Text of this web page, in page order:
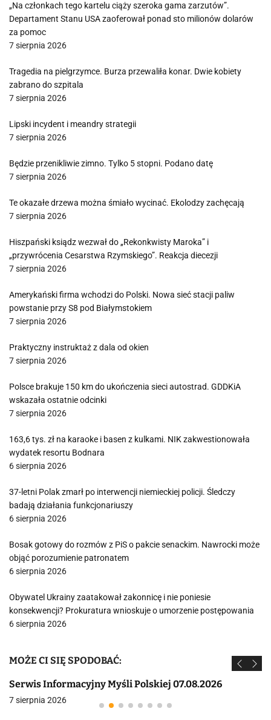
„Na członkach tego kartelu ciąży szeroka gama zarzutów”.
Departament Stanu USA zaoferował ponad sto milionów dolarów
za pomoc
7 sierpnia 2026
Tragedia na pielgrzymce. Burza przewaliła konar. Dwie kobiety
zabrano do szpitala
7 sierpnia 2026
Lipski incydent i meandry strategii
7 sierpnia 2026
Będzie przenikliwie zimno. Tylko 5 stopni. Podano datę
7 sierpnia 2026
Te okazałe drzewa można śmiało wycinać. Ekolodzy zachęcają
7 sierpnia 2026
Hiszpański ksiądz wezwał do „Rekonkwisty Maroka” i
„przywrócenia Cesarstwa Rzymskiego”. Reakcja diecezji
7 sierpnia 2026
Amerykański firma wchodzi do Polski. Nowa sieć stacji paliw
powstanie przy S8 pod Białymstokiem
7 sierpnia 2026
Praktyczny instruktaż z dala od okien
7 sierpnia 2026
Polsce brakuje 150 km do ukończenia sieci autostrad. GDDKiA
wskazała ostatnie odcinki
7 sierpnia 2026
163,6 tys. zł na karaoke i basen z kulkami. NIK zakwestionowała
wydatek resortu Bodnara
6 sierpnia 2026
37-letni Polak zmarł po interwencji niemieckiej policji. Śledczy
badają działania funkcjonariuszy
6 sierpnia 2026
Bosak gotowy do rozmów z PiS o pakcie senackim. Nawrocki może
objąć porozumienie patronatem
6 sierpnia 2026
Obywatel Ukrainy zaatakował zakonnicę i nie poniesie
konsekwencji? Prokuratura wnioskuje o umorzenie postępowania
6 sierpnia 2026
MOŻE CI SIĘ SPODOBAĆ:
Serwis Informacyjny Myśli Polskiej 07.08.2026
7 sierpnia 2026